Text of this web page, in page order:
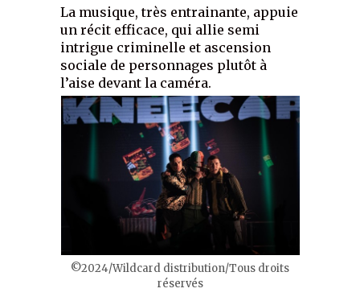
La musique, très entrainante, appuie
un récit efficace, qui allie semi
intrigue criminelle et ascension
sociale de personnages plutôt à
l’aise devant la caméra.
©2024/Wildcard distribution/Tous droits
réservés